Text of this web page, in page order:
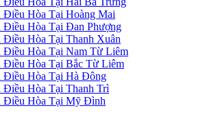
Điều Hòa Tại Hoàng Mai
Điều Hòa Tại Đan Phượng
Điều Hòa Tại Thanh Xuân
Điều Hòa Tại Nam Từ Liêm
Điều Hòa Tại Bắc Từ Liêm
Điều Hòa Tại Hà Đông
Điều Hòa Tại Thanh Trì
Điều Hòa Tại Mỹ Đình